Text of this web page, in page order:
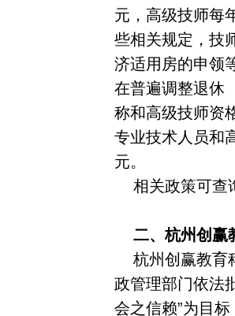
元，高级技师每
些相关规定，技
济适用房的申领
在普遍调整退休
称和高级技师资
专业技术人员和
元。
相关政策可查
二、杭州创赢
杭州创赢教育
政管理部门依法
会之信赖”为目